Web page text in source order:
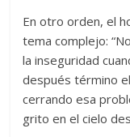
En otro orden, el
tema complejo:
la inseguridad
después término
cerrando esa
grito en el cielo